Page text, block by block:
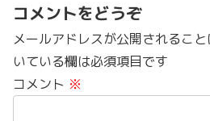
コメントをどうぞ
メールアドレスが公開されること
いている欄は必須項目です
コメント ※